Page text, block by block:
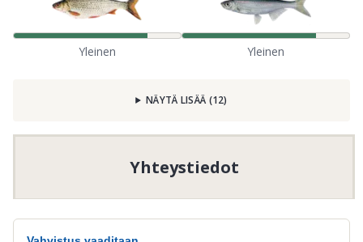
Yleinen Yleinen
NÄYTÄ LISÄÄ (12)
Yhteystiedot